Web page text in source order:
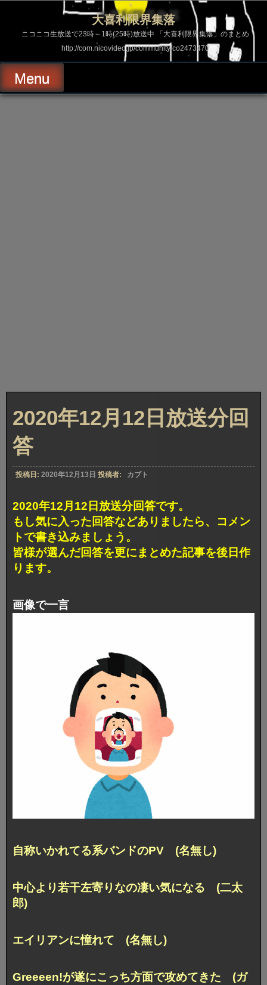
ス
ッ
プ
大喜利限界集落
ニコニコ生放送で23時～1時(25時)放送中 「大喜利限界集落」のまとめ
http://com.nicovideo.jp/community/co2473470
Menu
2020年12月12日放送分回
答
投稿日: 2020年12月13日 投稿者: カブト
2020年12月12日放送分回答です。
もし気に入った回答などありましたら、コメン
トで書き込みましょう。
皆様が選んだ回答を更にまとめた記事を後日作
ります。
画像で一言
自称いかれてる系バンドのPV (名無し)
中心より若干左寄りなの凄い気になる (二太
郎)
エイリアンに憧れて (名無し)
Greeeen!が遂にこっち方面で攻めてきた (ガ